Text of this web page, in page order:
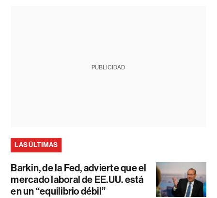
PUBLICIDAD
LAS ÚLTIMAS
Barkin, de la Fed, advierte que el
mercado laboral de EE.UU. está
en un “equilibrio débil”